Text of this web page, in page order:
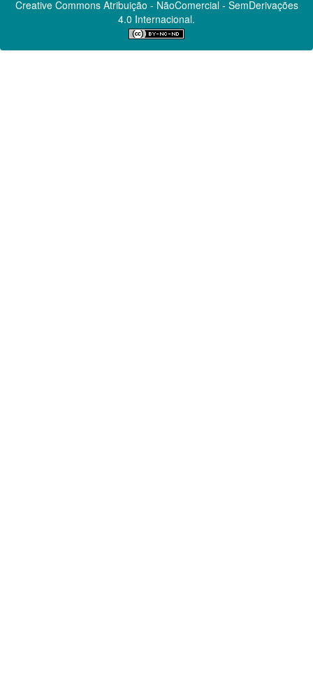
Creative CommonsAtribuição - NãoComercial - SemDerivações
4.0 Internacional.